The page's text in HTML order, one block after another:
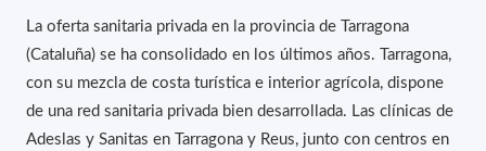
La oferta sanitaria privada en la provincia de Tarragona
(Cataluña) se ha consolidado en los últimos años. Tarragona,
con su mezcla de costa turística e interior agrícola, dispone
de una red sanitaria privada bien desarrollada. Las clínicas de
Adeslas y Sanitas en Tarragona y Reus, junto con centros en